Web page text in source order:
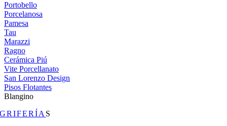
Portobello
Porcelanosa
Pamesa
Tau
Marazzi
Ragno
Cerámica Piú
Vite Porcellanato
San Lorenzo Design
Pisos Flotantes
Blangino
GRIFERÍA S